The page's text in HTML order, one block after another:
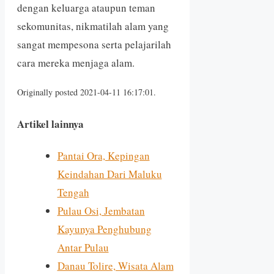
dengan keluarga ataupun teman
sekomunitas, nikmatilah alam yang
sangat mempesona serta pelajarilah
cara mereka menjaga alam.
Originally posted 2021-04-11 16:17:01.
Artikel lainnya
Pantai Ora, Kepingan
Keindahan Dari Maluku
Tengah
Pulau Osi, Jembatan
Kayunya Penghubung
Antar Pulau
Danau Tolire, Wisata Alam